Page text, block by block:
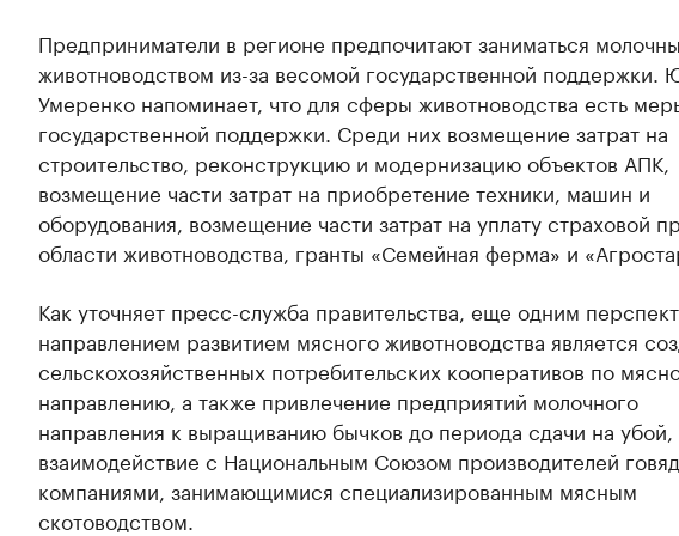
Предприниматели в регионе предпочитают заниматься
животноводством из-за весомой государственной поддержки.
Умеренко напоминает, что для сферы животноводства есть
государственной поддержки. Среди них возмещение затрат на
строительство, реконструкцию и модернизацию объектов АПК,
возмещение части затрат на приобретение техники, машин и
оборудования, возмещение части затрат на уплату страховой
области животноводства, гранты «Семейная ферма» и
Как уточняет пресс-служба правительства, еще одним
направлением развитием мясного животноводства является
сельскохозяйственных потребительских кооперативов по
направлению, а также привлечение предприятий молочного
направления к выращиванию бычков до периода сдачи на убой,
взаимодействие с Национальным Союзом производителей
компаниями, занимающимися специализированным мясным
скотоводством.